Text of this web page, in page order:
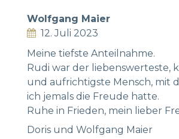
Wolfgang Maier
12. Juli 2023
Meine tiefste Anteilnahme.
Rudi war der liebenswerteste,
und aufrichtigste Mensch, mit
ich jemals die Freude hatte.
Ruhe in Frieden, mein lieber
Doris und Wolfgang Maier